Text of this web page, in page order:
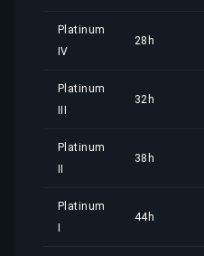
Platinum
IV
28h
Platinum
32h
Platinum
38h
Platinum
44h